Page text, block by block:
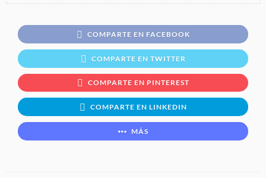
COMPARTE EN FACEBOOK
COMPARTE EN TWITTER
COMPARTE EN PINTEREST
COMPARTE EN LINKEDIN
MÁS